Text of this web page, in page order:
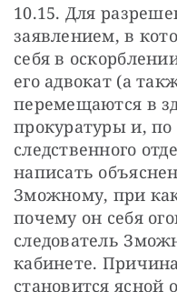
10.15. Для
заявлением, в
себя в
его адвокат (а
перемещаются в
прокуратуры и, по
следственного
написать
Зможному, при
почему он себя
следователь
кабинете.
становится ясной